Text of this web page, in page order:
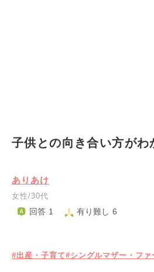
子供との向き合い方がわ
ありあけ
女性/30代
回答 1 有り難し 6
#出産・子育て#シングルマザー・ファ